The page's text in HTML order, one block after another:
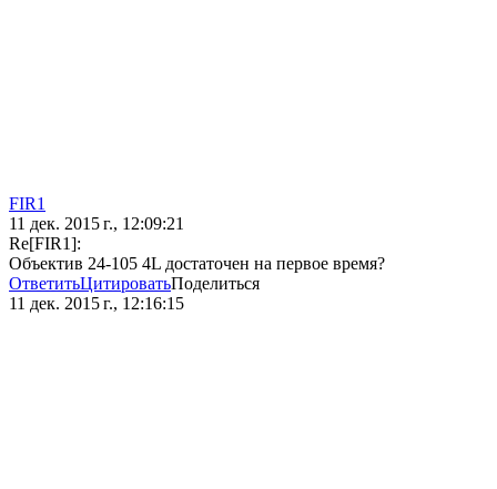
FIR1
11 дек. 2015 г., 12:09:21
Re[FIR1]:
Объектив 24-105 4L достаточен на первое время?
ОтветитьЦитироватьПоделиться
11 дек. 2015 г., 12:16:15